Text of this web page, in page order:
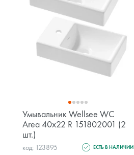
Умывальник Wellsee WC
Area 40x22 R 151802001 (2
шт.)
код: 123895 ЕСТЬ В НАЛИЧИИ